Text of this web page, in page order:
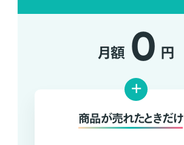
月額 0 円
+
商品が売れたときだけ